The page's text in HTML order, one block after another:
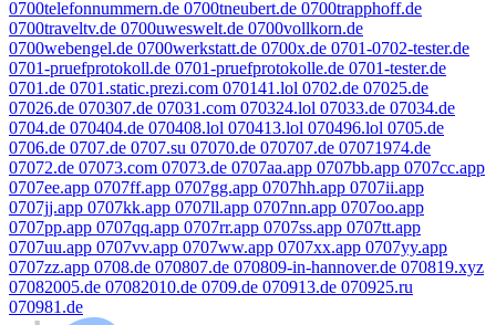
0700telefonnummern.de 0700tneubert.de 0700trapphoff.de
0700traveltv.de 0700uweswelt.de 0700vollkorn.de
0700webengel.de 0700werkstatt.de 0700x.de 0701-0702-tester.de
0701-pruefprotokoll.de 0701-pruefprotokolle.de 0701-tester.de
0701.de 0701.static.prezi.com 070141.lol 0702.de 07025.de
07026.de 070307.de 07031.com 070324.lol 07033.de 07034.de
0704.de 070404.de 070408.lol 070413.lol 070496.lol 0705.de
0706.de 0707.de 0707.su 07070.de 070707.de 07071974.de
07072.de 07073.com 07073.de 0707aa.app 0707bb.app 0707cc.app
0707ee.app 0707ff.app 0707gg.app 0707hh.app 0707ii.app
0707jj.app 0707kk.app 0707ll.app 0707nn.app 0707oo.app
0707pp.app 0707qq.app 0707rr.app 0707ss.app 0707tt.app
0707uu.app 0707vv.app 0707ww.app 0707xx.app 0707yy.app
0707zz.app 0708.de 070807.de 070809-in-hannover.de 070819.xyz
07082005.de 07082010.de 0709.de 070913.de 070925.ru
070981.de